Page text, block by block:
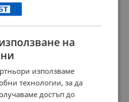
на
използваме
технологии, за да
достъп до